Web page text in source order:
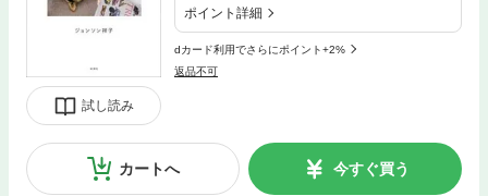
試し読み
ポイント詳細
dカード利用でさらにポイント+2%
返品不可
カートへ 今すぐ買う